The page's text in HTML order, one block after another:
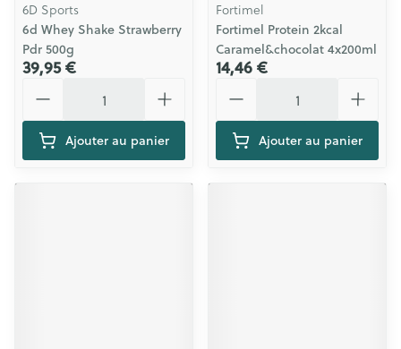
6D Sports
6d Whey Shake Strawberry
Pdr 500g
39,95 €
Ajouter au panier
Fortimel
Fortimel Protein 2kcal
Caramel&chocolat 4x200ml
14,46 €
Ajouter au panier